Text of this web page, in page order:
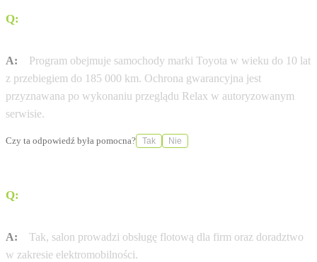
Q:
A:
Program obejmuje samochody marki Toyota w wieku do 10 lat
z przebiegiem do 185 000 km. Ochrona gwarancyjna jest
przyznawana po wykonaniu przeglądu Relax w autoryzowanym
serwisie.
Czy ta odpowiedź była pomocna? Tak Nie
Q:
A:
Tak, salon prowadzi obsługę flotową dla firm oraz doradztwo
w zakresie elektromobilności.